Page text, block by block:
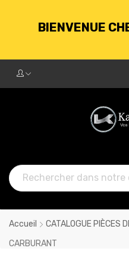
BIENVENUE
250DT
Accueil CATALOGUE PIÈCES
CARBURANT